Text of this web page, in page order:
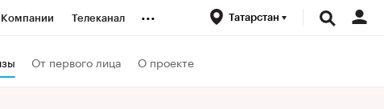
Телеканал ... Татарстан
От первого лица О проекте